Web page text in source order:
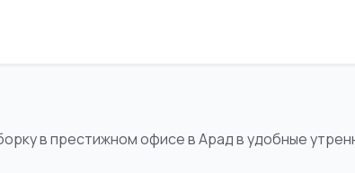
в престижном офисе в Арад в удобные